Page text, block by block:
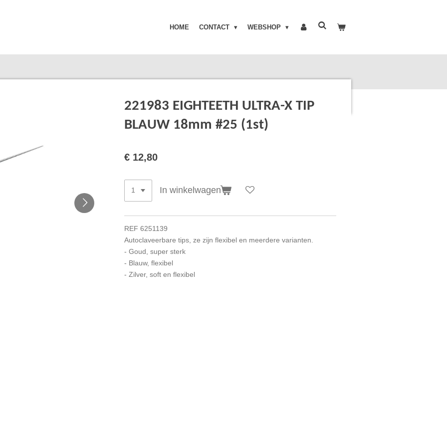
HOME CONTACT WEBSHOP
221983 EIGHTEETH ULTRA-X TIP
BLAUW 18mm #25 (1st)
€ 12,80
In winkelwagen
REF 6251139
Autoclaveerbare tips, ze zijn flexibel en meerdere varianten.
- Goud, super sterk
- Blauw, flexibel
- Zilver, soft en flexibel